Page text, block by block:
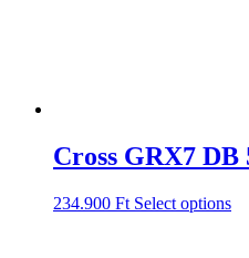
Cross GRX7
234.900 Ft Select options